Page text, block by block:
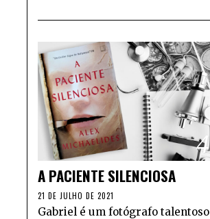
4
A PACIENTE SILENCIOSA
21 DE JULHO DE 2021
Gabriel é um fotógrafo talentoso